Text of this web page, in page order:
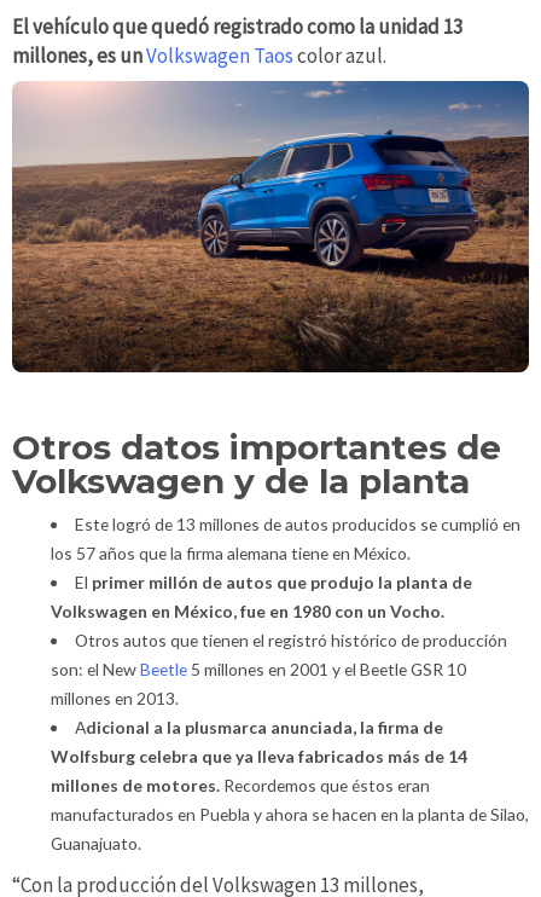
El vehículo que quedó registrado como la unidad 13
millones, es unVolkswagen Taoscolor azul.
Otros datos importantes de
Volkswagen y de la planta
Este logró de 13 millones de autos producidos se cumplió en
los 57 años que la firma alemana tiene en México.
El primer millón de autos que produjo la planta de
Volkswagen en México, fue en 1980 con un Vocho.
Otros autos que tienen el registró histórico de producción
son: el NewBeetle 5 millones en 2001 y el Beetle GSR 10
millones en 2013.
Adicional a la plusmarca anunciada, la firma de
Wolfsburg celebra que ya lleva fabricados más de 14
millones de motores. Recordemos que éstos eran
manufacturados en Puebla y ahora se hacen en la planta de Silao,
Guanajuato.
“Con la producción del Volkswagen 13 millones,